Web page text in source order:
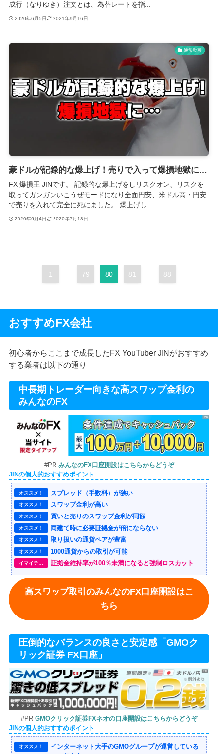
成行（なりゆき）注文とは、為替レートを指...
2020年6月5日 2021年9月16日
通常動画
豪ドルが記録的な爆上げ！売りで入って爆損地獄に…
FX 爆損王 JINです。 記録的な爆上げをしリスクオン、リスクを
取ってガンガンいこうぜモードになり全面円安、米ドル高・円安
で売りを入れて完全に死にました。 爆上げし...
2020年6月4日 2020年7月13日
1 ... 79 80 81 ... 88
おすすめFX会社
初心者からここまで成長したFX YouTuber JINがおすすめ
する業者は以下の通り
中長期トレーダー向きな高スワップ金利の
みんなのFX
#PR みんなのFX口座開設はこちらからどうぞ
JINの個人的おすすめポイント
オススメ！ スプレッド（手数料）が狭い
オススメ！ スワップ金利が高い
オススメ！ 買いと売りのスワップ金利が同額
オススメ！ 両建て時に必要証拠金が倍にならない
オススメ！ 取り扱いの通貨ペアが豊富
オススメ！ 1000通貨からの取引が可能
イマイチ… 証拠金維持率が100％未満になると強制ロスカット
高スワップ取引のみんなのFX口座開設はこ
ちら
圧倒的なバランスの良さと安定感「GMOク
リック証券 FX口座」
#PR GMOクリック証券FXネオの口座開設はこちらからどうぞ
JINの個人的おすすめポイント
オススメ！
インターネット大手のGMOグループが運営している